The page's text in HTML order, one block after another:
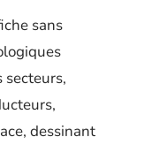
sans
secteurs,
dessinant